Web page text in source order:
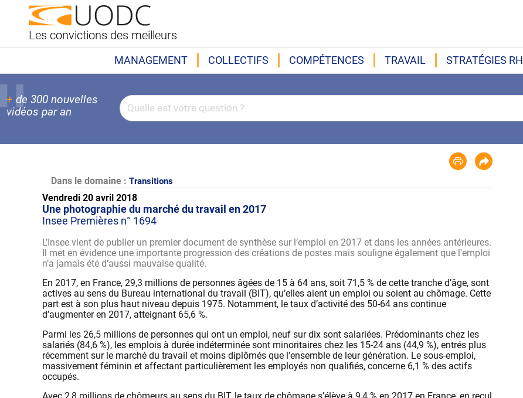
Les convictions des meilleurs
MANAGEMENT COLLECTIFS COMPÉTENCES TRAVAIL STRATÉGIES RH
+ de 300 nouvelles
vidéos par an
Dans le domaine : Transitions
Vendredi 20 avril 2018
Une photographie du marché du travail en 2017
Insee Premières n° 1694
L’Insee vient de publier un premier document de synthèse sur l’emploi en 2017 et dans les années antérieures.
Il met en évidence une importante progression des créations de postes mais souligne également que l'emploi
n’a jamais été d’aussi mauvaise qualité.
En 2017, en France, 29,3 millions de personnes âgées de 15 à 64 ans, soit 71,5 % de cette tranche d’âge, sont
actives au sens du Bureau international du travail (BIT), qu’elles aient un emploi ou soient au chômage. Cette
part est à son plus haut niveau depuis 1975. Notamment, le taux d’activité des 50-64 ans continue
d’augmenter en 2017, atteignant 65,6 %.
Parmi les 26,5 millions de personnes qui ont un emploi, neuf sur dix sont salariées. Prédominants chez les
salariés (84,6 %), les emplois à durée indéterminée sont minoritaires chez les 15-24 ans (44,9 %), entrés plus
récemment sur le marché du travail et moins diplômés que l’ensemble de leur génération. Le sous-emploi,
massivement féminin et affectant particulièrement les employés non qualifiés, concerne 6,1 % des actifs
occupés.